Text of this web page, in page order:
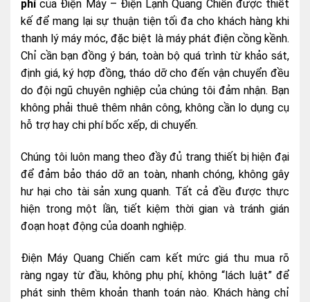
phí của Điện Máy – Điện Lạnh Quang Chiến được thiết
kế để mang lại sự thuận tiện tối đa cho khách hàng khi
thanh lý máy móc, đặc biệt là máy phát điện cồng kềnh.
Chỉ cần bạn đồng ý bán, toàn bộ quá trình từ khảo sát,
định giá, ký hợp đồng, tháo dỡ cho đến vận chuyển đều
do đội ngũ chuyên nghiệp của chúng tôi đảm nhận. Bạn
không phải thuê thêm nhân công, không cần lo dụng cụ
hỗ trợ hay chi phí bốc xếp, di chuyển.
Chúng tôi luôn mang theo đầy đủ trang thiết bị hiện đại
để đảm bảo tháo dỡ an toàn, nhanh chóng, không gây
hư hại cho tài sản xung quanh. Tất cả đều được thực
hiện trong một lần, tiết kiệm thời gian và tránh gián
đoạn hoạt động của doanh nghiệp.
Điện Máy Quang Chiến cam kết mức giá thu mua rõ
ràng ngay từ đầu, không phụ phí, không “lách luật” để
phát sinh thêm khoản thanh toán nào. Khách hàng chỉ